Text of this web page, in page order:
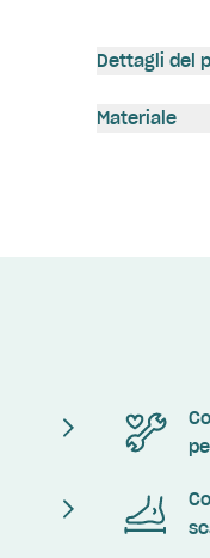
Dettagli del
Materiale